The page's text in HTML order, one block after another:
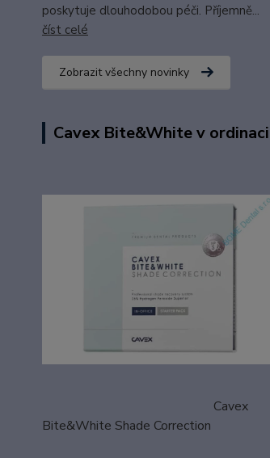
poskytuje dlouhodobou péči. Příjemně...
číst celé
Zobrazit všechny novinky
Cavex Bite&White v ordinaci
Cavex
Bite&White Shade Correction